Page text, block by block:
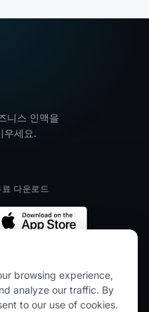
니스 인맥을
우세요.
료 다운로드
5/5 (2445 개의 리뷰)
browsing experience,
analyze our traffic. By
to our use of cookies.